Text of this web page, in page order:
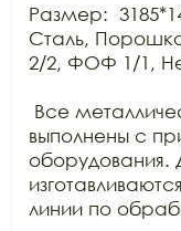
Размер:
Сталь,
2/2, ФОФ 1/1,
Все
выполнены с
оборудования.
линии по